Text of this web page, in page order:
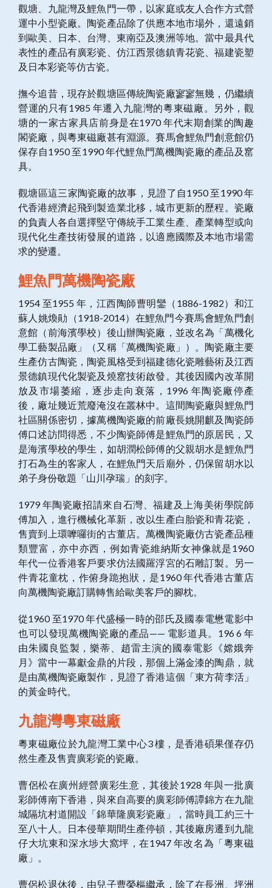
觀塘、九龍灣及鯉魚門一帶，以家庭或友人合作方式營
運中小型瓷廠。陶瓷產品除了供應本地市場外，還遠銷
到歐美、日本、台灣、東南亞及澳洲等地。當中最具代
表性的產品有廣彩瓷、仿江西景德鎮青花瓷、福建瓷塑
及日本彩瓷等仿古瓷。
撫今追昔，現存於觀塘區傳統陶瓷廠寥寥無幾，仍繼續
營運的只有1985 年遷入九龍灣的粵東磁廠。另外，觀
塘的一家古家具店前身是在1970 年代末期創業的陶趣
閣瓷廠，與粵東磁廠甚有淵源。賽馬會鯉魚門創意館仍
保存自1950 至1990 年代鯉魚門萬機陶瓷廠的產品及窰
具。
觀塘區這三家陶瓷廠的故事，見證了自1950 至1990 年
代香港經濟起飛到製造業北移，城市更新的歷程。瓷廠
的負責人各自選擇堅守傳統手工業生產、產業轉型或向
現代化生產技術發展的道路，以適應國際及本地市場需
求的變遷。
鯉魚門萬機陶瓷廠
1954 至1955 年，江西陶師曹明鑾（1886-1982）和江
蘇人姚煥勛（1918-2014）在鯉魚門今賽馬會鯉魚門創
意館（前海濱學校）後山辦陶瓷廠，並改名為「萬機化
學工藝製品廠」（又稱「萬機陶瓷廠」）。陶瓷廠主要
生產仿古陶瓷，陶瓷風格受到福建德化瓷雕藝術及江西
景德鎮現代化製瓷及燒窰技術啟發。其後因國內改革開
放及市場萎縮，逐步走向衰落，1996 年陶瓷廠停產
後，廠址幾近荒廢淹沒在叢林中。這間陶瓷廠與鯉魚門
社區關係密切，據萬機陶瓷廠的前廠長姚開麒及陶瓷師
傅口述訪問得悉，不少陶瓷師傅是鯉魚門的原居民，又
是海濱學校的學生，如胡潤松師傅的父親胡水是鯉魚門
打石為生的客家人，在鯉魚門天后廟外，仍保留胡水以
弟子身份敬題「山川孕瑞」的刻字。
1979 年陶瓷廠招請來自石灣、福建及上海美術學院師
傅加入，進行機械化革新，改以生產白胎瓷和青花瓷，
售賣到上環嚤囉街的古董店。萬機陶瓷廠仿古瓷產品種
類豐富，亦中亦西，例如青瓷維納斯女神像就是1960
年代一位香港客戶要求仿法國羅浮宮的石雕訂製。另一
件青花童枕，作俯身跪抱狀，是1960 年代香港古董店
向萬機陶瓷廠訂購轉售給歐美客戶的腳枕。
從1960 至1970 年代盛極一時的邵氏及國泰電懋電影中
也可以發現萬機陶瓷廠的產品—— 電影道具。196 6 年
由朱國良監製，樂蒂、趙雷主演的國泰電影《嫦娥奔
月》當中一幕獻金鼎的片段，那個上滿金漆的陶鼎，就
是由萬機陶瓷廠製作，見證了香港這個「東方荷李活」
的黃金時代。
九龍灣粵東磁廠
粵東磁廠位於九龍灣工業中心3 樓，是香港碩果僅存仍
然生產及售賣廣彩瓷的瓷廠。
曹侶松在廣州經營廣彩生意，其後於1928 年與一批廣
彩師傅南下香港，與來自高要的廣彩師傅譚錦方在九龍
城隔坑村道開設「錦華隆廣彩瓷廠」，當時員工約三十
至八十人。日本侵華期間生產停頓，其後廠房遷到九龍
仔大坑東和深水埗大窩坪，在1947 年改名為「粵東磁
廠」。
曹侶松退休後，由兒子曹榮樞繼承，除了在長洲、坪洲